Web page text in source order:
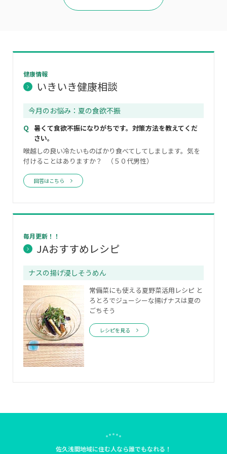
健康情報
いきいき健康相談
今月のお悩み：夏の食欲不振
暑くて食欲不振になりがちです。対策方法を教えてくだ
さい。
喉越しの良い冷たいものばかり食べてしてしまします。気を
付けることはありますか？ （５０代男性）
回答はこちら
毎月更新！！
JAおすすめレシピ
ナスの揚げ浸しそうめん
常備菜にも使える夏野菜活用レシピ と
ろとろでジューシーな揚げナスは夏の
ごちそう
レシピを見る
佐久浅間地域に住む人なら誰でもなれる！